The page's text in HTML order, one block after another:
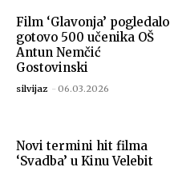
Film ‘Glavonja’ pogledalo
gotovo 500 učenika OŠ
Antun Nemčić
Gostovinski
silvijaz - 06.03.2026
Novi termini hit filma
‘Svadba’ u Kinu Velebit